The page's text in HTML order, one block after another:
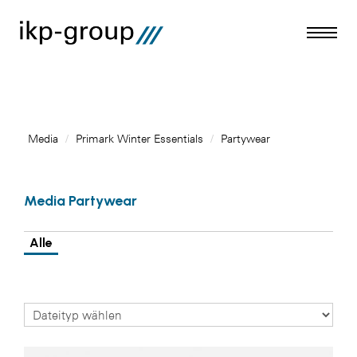
Media
ACO
Blaguss
Media / Primark Winter Essentials / Partywear
Media Partywear
Alle